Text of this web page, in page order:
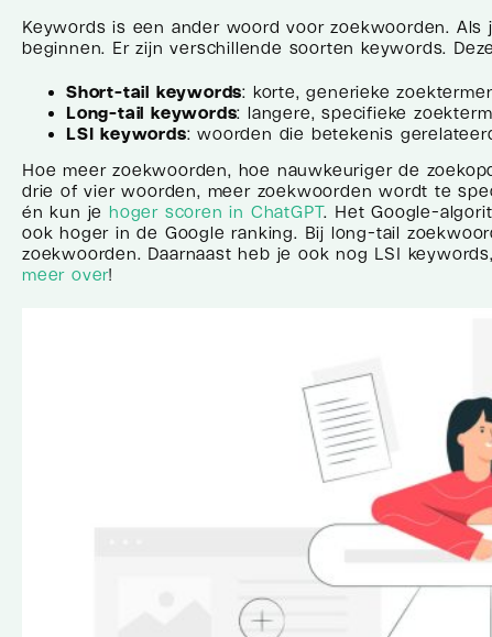
Keywords is een ander woord voor zoekwoorden.
beginnen. Er zijn verschillende soorten keywords.
Short-tail keywords: korte, generieke
Long-tail keywords: langere, specifieke
LSI keywords: woorden die betekenis
Hoe meer zoekwoorden, hoe nauwkeuriger de
drie of vier woorden, meer zoekwoorden wordt te
én kun je hoger scoren in ChatGPT. Het Google-
ook hoger in de Google ranking. Bij long-tail
zoekwoorden. Daarnaast heb je ook nog LSI
meer over!